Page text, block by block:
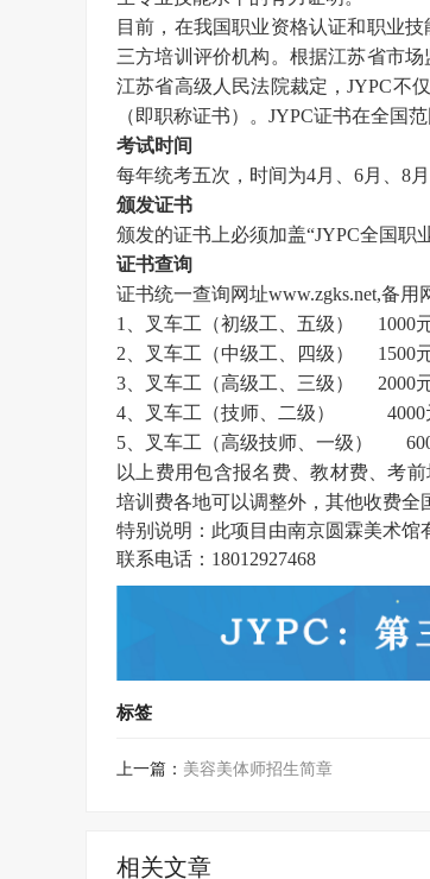
目前，在我国职业资格认证和职业技
三方培训评价机构。根据江苏省市
江苏省高级人民法院裁定，JYPC不
（即职称证书）。JYPC证书在全国范
考试时间
每年统考五次，时间为4月、6月、8
颁发证书
颁发的证书上必须加盖“JYPC全国职
证书查询
证书统一查询网址www.zgks.net,备用
1、叉车工（初级工、五级）
1000
2、叉车工（中级工、四级）
1500
3、叉车工（高级工、三级）
2000
4、叉车工（技师、二级） 4000
5、叉车工（高级技师、一级）
以上费用包含报名费、教材费、考
培训费各地可以调整外，其他收费全
特别说明： 此项目由南京圆霖美术馆
联系电话：18012927468
标签
上一篇： 美容美体师招生简章
相关文章